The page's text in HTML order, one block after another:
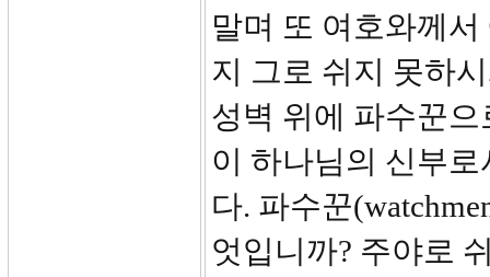
말며 또 여호와께
지 그로 쉬지 못하
성벽 위에 파수꾼
이 하나님의 신부
다. 파수꾼
엇입니까? 주야로